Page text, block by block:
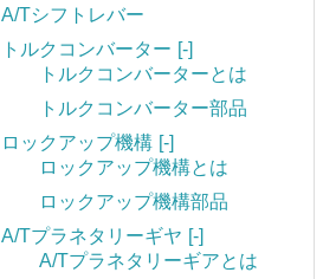
A/Tシフトレバー
トルクコンバーター [-]
トルクコンバーターとは
トルクコンバーター部品
ロックアップ機構 [-]
ロックアップ機構とは
ロックアップ機構部品
A/Tプラネタリーギヤ [-]
A/Tプラネタリーギアとは